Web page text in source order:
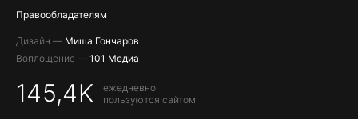
Правообладателям
Дизайн — Миша Гончаров
Воплощение — 101 Медиа
145,4K
ежедневно
пользуются сайтом